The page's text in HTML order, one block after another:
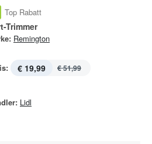
Top Rabatt
Trimmer
Remington
€ 19,99 € 51,99
Lidl